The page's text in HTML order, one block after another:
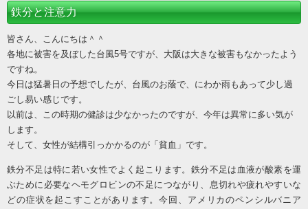
鉄分と注意力
皆さん、こんにちは＾＾
各地に被害を及ぼした台風5号ですが、大阪は大きな被害もなかったよう
ですね。
今日は猛暑日の予想でしたが、台風のお蔭で、にわか雨もあって少し過
ごし易い感じです。
以前は、この時期の健診は少なかったのですが、今年は異常に多い気が
します。
そして、女性が結構引っかかるのが「貧血」です。
鉄分不足は特に若い女性でよく起こります。鉄分不足は血液が酸素を運
ぶために必要なヘモグロビンの不足につながり、息切れや疲れやすいな
どの症状を起こすことがあります。今回、アメリカのペンシルバニア